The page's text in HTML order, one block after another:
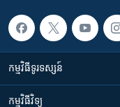
កម្មវិធី​ទូរទស្សន៍
កម្មវិធី​វិទ្យុ